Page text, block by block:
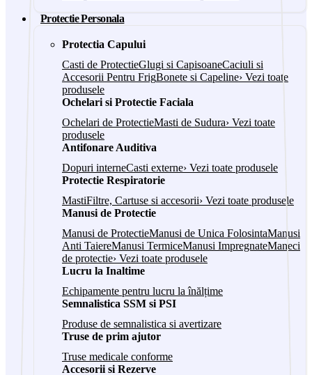
Protectie Personala
Protectia Capului
Casti de ProtectieGlugi si CapisoaneCaciuli si
Accesorii Pentru FrigBonete si Capeline› Vezi toate
produsele
Ochelari si Protectie Faciala
Ochelari de ProtectieMasti de Sudura› Vezi toate
produsele
Antifonare Auditiva
Dopuri interneCasti externe› Vezi toate produsele
Protectie Respiratorie
MastiFiltre, Cartuse si accesorii› Vezi toate produsele
Manusi de Protectie
Manusi de ProtectieManusi de Unica FolosintaManusi
Anti TaiereManusi TermiceManusi ImpregnateManeci
de protectie› Vezi toate produsele
Lucru la Inaltime
Echipamente pentru lucru la înălțime
Semnalistica SSM si PSI
Produse de semnalistica si avertizare
Truse de prim ajutor
Truse medicale conforme
Accesorii si Rezerve